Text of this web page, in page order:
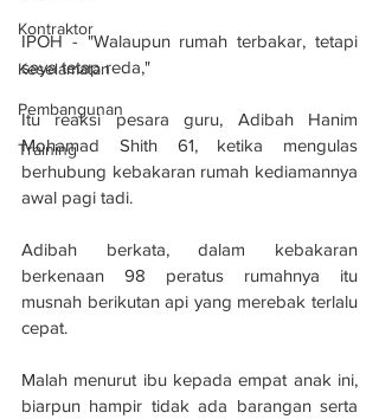
Kontraktor
Keselamatan
Pembangunan
Training
IPOH - "Walaupun rumah terbakar, tetapi
saya tetap reda,"
Itu reaksi pesara guru, Adibah Hanim
Mohamad Shith 61, ketika mengulas
berhubung kebakaran rumah kediamannya
awal pagi tadi.
Adibah berkata, dalam kebakaran
berkenaan 98 peratus rumahnya itu
musnah berikutan api yang merebak terlalu
cepat.
Malah menurut ibu kepada empat anak ini,
biarpun hampir tidak ada barangan serta